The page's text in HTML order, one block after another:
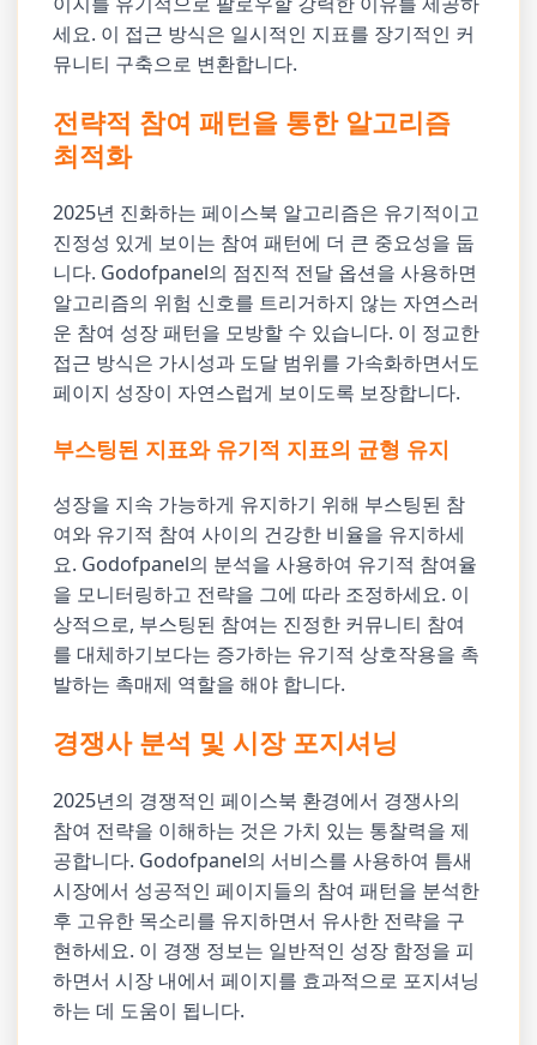
세요. 이 접근 방식은 일시적인 지표를 장기적인 커
뮤니티 구축으로 변환합니다.
전략적 참여 패턴을 통한 알고리즘
최적화
2025년 진화하는 페이스북 알고리즘은 유기적이고
진정성 있게 보이는 참여 패턴에 더 큰 중요성을 둡
니다. Godofpanel의 점진적 전달 옵션을 사용하면
알고리즘의 위험 신호를 트리거하지 않는 자연스러
운 참여 성장 패턴을 모방할 수 있습니다. 이 정교한
접근 방식은 가시성과 도달 범위를 가속화하면서도
페이지 성장이 자연스럽게 보이도록 보장합니다.
부스팅된 지표와 유기적 지표의 균형 유지
성장을 지속 가능하게 유지하기 위해 부스팅된 참
여와 유기적 참여 사이의 건강한 비율을 유지하세
요. Godofpanel의 분석을 사용하여 유기적 참여율
을 모니터링하고 전략을 그에 따라 조정하세요. 이
상적으로, 부스팅된 참여는 진정한 커뮤니티 참여
를 대체하기보다는 증가하는 유기적 상호작용을 촉
발하는 촉매제 역할을 해야 합니다.
경쟁사 분석 및 시장 포지셔닝
2025년의 경쟁적인 페이스북 환경에서 경쟁사의
참여 전략을 이해하는 것은 가치 있는 통찰력을 제
공합니다. Godofpanel의 서비스를 사용하여 틈새
시장에서 성공적인 페이지들의 참여 패턴을 분석한
후 고유한 목소리를 유지하면서 유사한 전략을 구
현하세요. 이 경쟁 정보는 일반적인 성장 함정을 피
하면서 시장 내에서 페이지를 효과적으로 포지셔닝
하는 데 도움이 됩니다.